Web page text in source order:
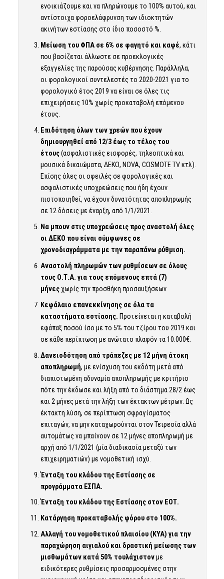
ενοικιάζουμε και να πληρώνουμε το 100% αυτού, και
αντίστοιχα φοροελάφρυνση των ιδιοκτητών
ακινήτων εστίασης στο ίδιο ποσοστό %.
Μείωση του ΦΠΑ σε 6% σε φαγητό και καφέ, κάτι
που βασίζεται άλλωστε σε προεκλογικές
εξαγγελίες της παρούσας κυβέρνησης. Παράλληλα,
οι φορολογικοί συντελεστές το 2020-2021 για το
φορολογικό έτος 2019 να είναι σε όλες τις
επιχειρήσεις 10% χωρίς προκαταβολή επόμενου
έτους.
Επιδότηση όλων των χρεών που έχουν
δημιουργηθεί από 12/3 έως το τέλος του
έτους(ασφαλιστικές εισφορές, τηλεοπτικά και
μουσικά δικαιώματα, ΔΕΚΟ, NOVA, COSMOTE TV κτλ).
Επίσης όλες οι οφειλές σε φορολογικές και
ασφαλιστικές υποχρεώσεις που ήδη έχουν
πιστοποιηθεί, να έχουν δυνατότητας αποπληρωμής
σε 12 δόσεις με έναρξη, από 1/1/2021.
Να μπουν στις υποχρεώσεις προς αναστολή όλες
οι ΔΕΚΟ που είναι σύμφωνες σε
χρονοδιαγράμματα με την παραπάνω ρύθμιση.
Αναστολή πληρωμών των ρυθμίσεων σε όλους
τους Ο.Τ.Α. για τους επόμενους επτά (7)
μήνεςχωρίς την προσθήκη προσαυξήσεων
Κεφάλαιο επανεκκίνησης σε όλα τα
καταστήματα εστίασης. Προτείνεται η καταβολή
εφάπαξ ποσού ίσο με το 5% του τζίρου του 2019 και
σε κάθε περίπτωση με ανώτατο πλαφόν τα 10.000€.
Δανειοδότηση από τράπεζες με 12 μήνη άτοκη
αποπληρωμή, με ενίσχυση του εκδότη μετά από
διαπιστωμένη αδυναμία αποπληρωμής με κριτήριο
πότε την έκδωσε και λήξη από το διάστημα 28/2 έως
και 2 μήνες μετά την λήξη των έκτακτων μέτρων. Ως
έκτακτη λύση, σε περίπτωση σφραγίσματος
επιταγών, να μην καταχωρούνται στον Τειρεσία αλλά
αυτομάτως να μπαίνουν σε 12 μήνες αποπληρωμή με
αρχή από 1/1/2021 (μία διαδικασία μεταξύ των
επιχειρηματιών) με νομοθετική ισχύ.
Ένταξη του κλάδου της Εστίασης σε
προγράμματα ΕΣΠΑ.
Ένταξη του κλάδου της Εστίασης στον ΕΟΤ.
Κατάργηση προκαταβολής φόρου στο 100%.
Αλλαγή του νομοθετικού πλαισίου (ΚΥΑ) για την
παραχώρηση αιγιαλού και δραστική μείωσης των
μισθωμάτων κατά 50% τουλάχιστονμε
ειδικότερες ρυθμίσεις προσαρμοσμένες στην